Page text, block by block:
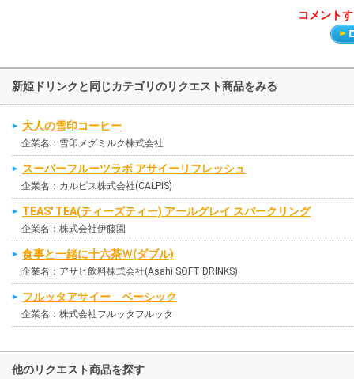
コメント
新姫ドリンクと同じカテゴリのリクエスト商品をみる
大人の雪印コーヒー
企業名：雪印メグミルク株式会社
スーパーフルーツラボ アサイーリフレッシュ
企業名：カルピス株式会社(CALPIS)
TEAS' TEA(ティーズティー) アールグレイ スパークリング
企業名：株式会社伊藤園
食事と一緒に十六茶Ｗ(ダブル)
企業名：アサヒ飲料株式会社(Asahi SOFT DRINKS)
フルッタアサイー ベーシック
企業名：株式会社フルッタフルッタ
他のリクエスト商品を探す